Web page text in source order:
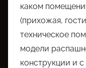
каком
(прихожая,
техническое
модели
конструкции и